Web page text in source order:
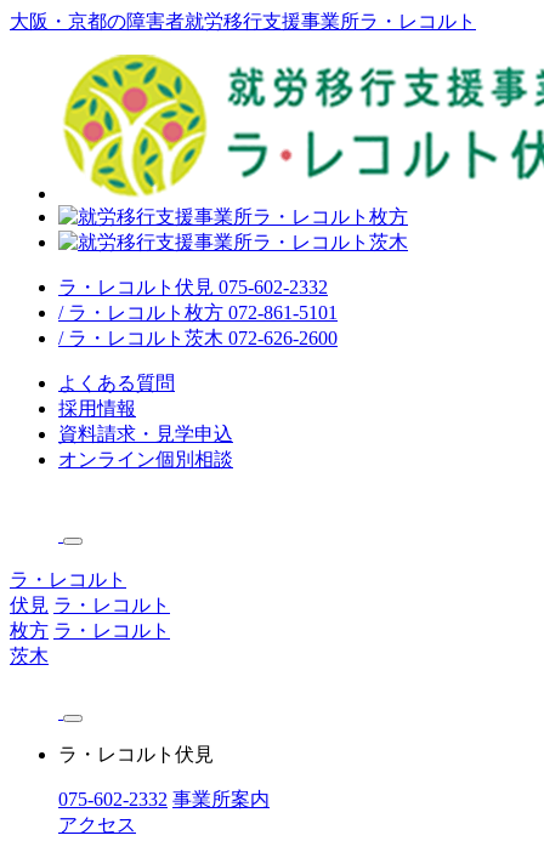
大阪・京都の障害者就労移行支援事業所ラ・レコルト
ラ・レコルト伏見 075-602-2332
/ ラ・レコルト枚方 072-861-5101
/ ラ・レコルト茨木 072-626-2600
よくある質問
採用情報
資料請求・見学申込
オンライン個別相談
ラ・レコルト
伏見 ラ・レコルト
枚方 ラ・レコルト
茨木
ラ・レコルト伏見
075-602-2332 事業所案内
アクセス